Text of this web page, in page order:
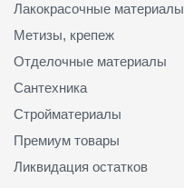
Лакокрасочные материалы
Метизы, крепеж
Отделочные материалы
Сантехника
Стройматериалы
Премиум товары
Ликвидация остатков